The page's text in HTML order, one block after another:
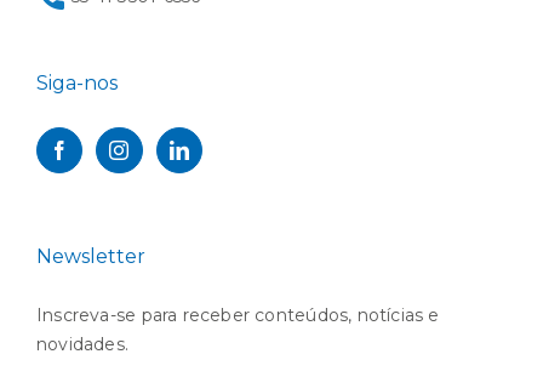
Siga-nos
Newsletter
Inscreva-se para receber conteúdos, notícias e
novidades.